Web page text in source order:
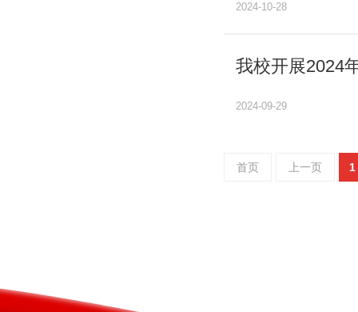
2024-10-28
我校开展2024
2024-09-29
首页 上一页 1